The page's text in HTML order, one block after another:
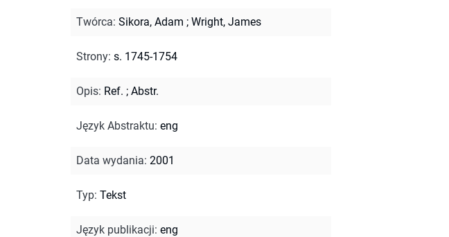
Twórca: Sikora, Adam ; Wright, James
Strony: s. 1745-1754
Opis: Ref. ; Abstr.
Język Abstraktu: eng
Data wydania: 2001
Typ: Tekst
Język publikacji: eng